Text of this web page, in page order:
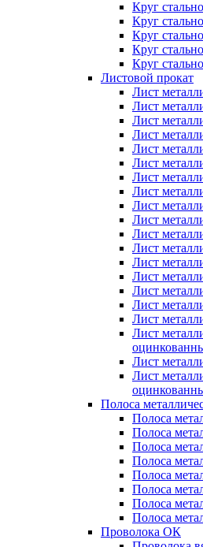
Круг
Круг
Круг
Круг
Круг
Листовой прокат
Лист
Лист
Лист
Лист
Лист
Лист
Лист
Лист
Лист
Лист
Лист
Лист
Лист
Лист
Лист
Лист
Лист
Лист
Лист
Лист
Полоса
Полоса
Полоса
Полоса
Полоса
Полоса
Полоса
Полоса
Полоса
Проволока ОК